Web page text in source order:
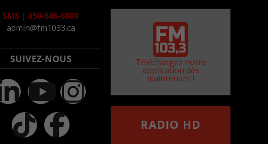
SMS | 450-646-6800
admin@fm1033.ca
SUIVEZ-NOUS Téléchargez notre
application dès
maintenant !
RADIO HD